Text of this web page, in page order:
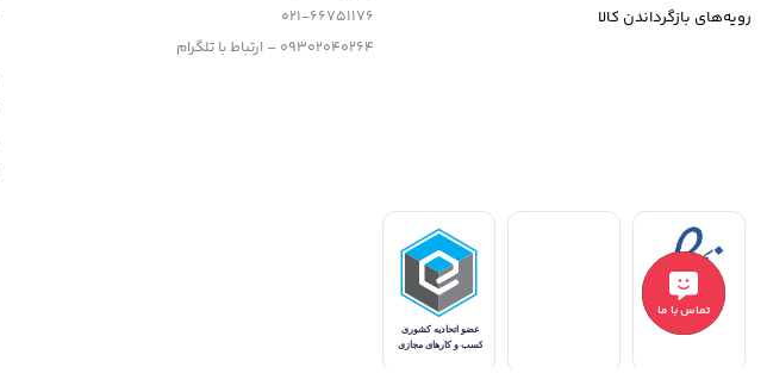
رویه‌های بازگرداندن کالا
021-66751176
09302040264 – ارتباط با تلگرام
تماس با ما